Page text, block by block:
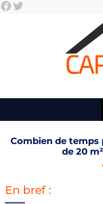
Skip
Facebook Twitter
Combien de
de 20
En bref :